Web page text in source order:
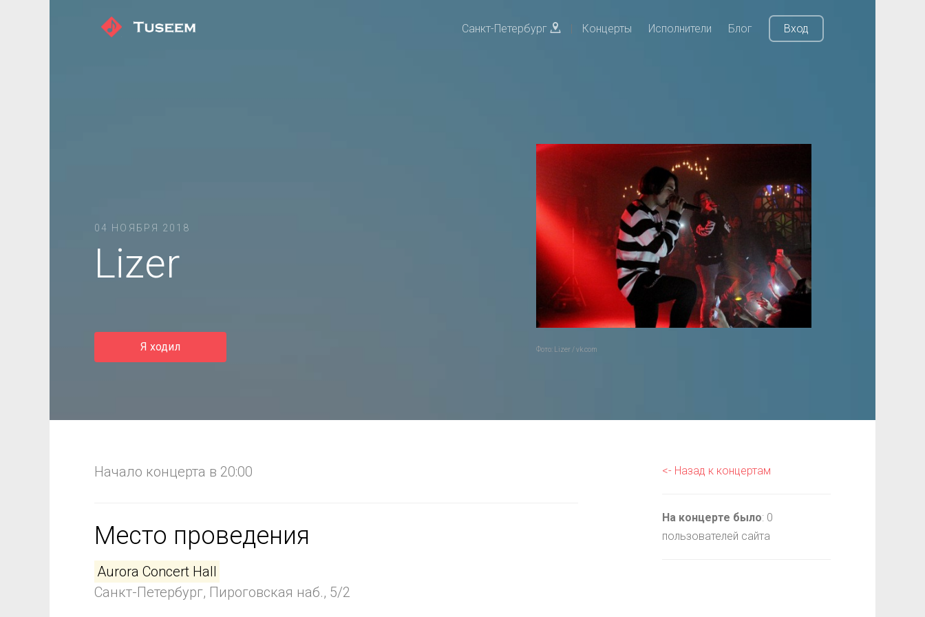
Санкт-Петербург | Концерты Исполнители Блог Вход
04 НОЯБРЯ 2018
Lizer
Я ходил Фото: Lizer / vk.com
Начало концерта в 20:00
Место проведения
Aurora Concert Hall
Санкт-Петербург, Пироговская наб., 5/2
<- Назад к концертам
На концерте было: 0
пользователей сайта